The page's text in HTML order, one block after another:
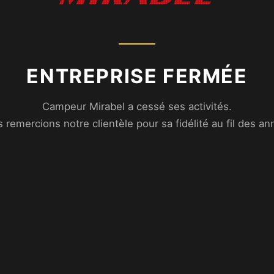
ENTREPRISE FERMÉE
Campeur Mirabel a cessé ses activités.
remercions notre clientèle pour sa fidélité au fil des